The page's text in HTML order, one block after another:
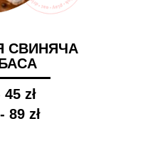
45 zł
89 zł
СВИНЯЧА